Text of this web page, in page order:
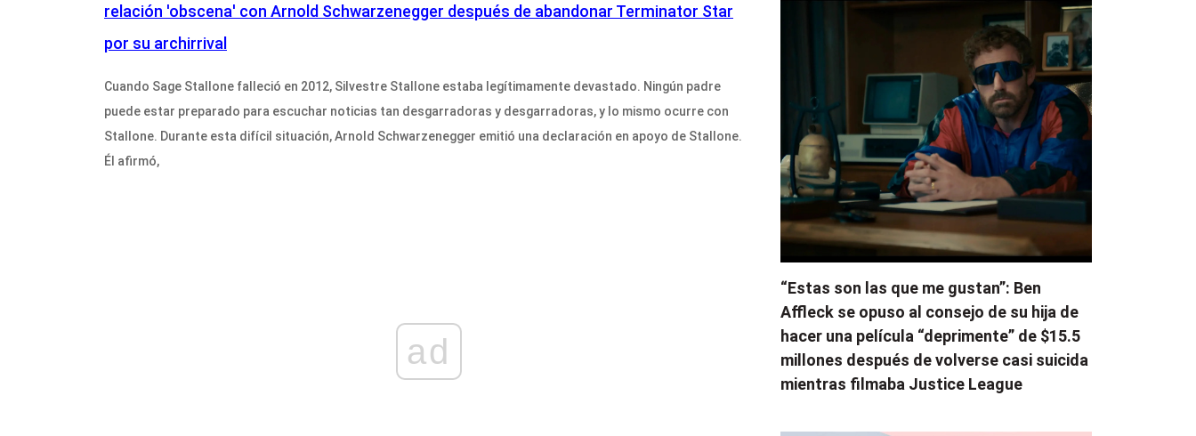
relación 'obscena' con Arnold Schwarzenegger después de abandonar Terminator Star
por su archirrival
Cuando Sage Stallone falleció en 2012, Silvestre Stallone estaba legítimamente devastado. Ningún padre
puede estar preparado para escuchar noticias tan desgarradoras y desgarradoras, y lo mismo ocurre con
Stallone. Durante esta difícil situación, Arnold Schwarzenegger emitió una declaración en apoyo de Stallone.
Él afirmó,
ad
“Estas son las que me gustan”: Ben
Affleck se opuso al consejo de su hija de
hacer una película “deprimente” de $15.5
millones después de volverse casi suicida
mientras filmaba Justice League